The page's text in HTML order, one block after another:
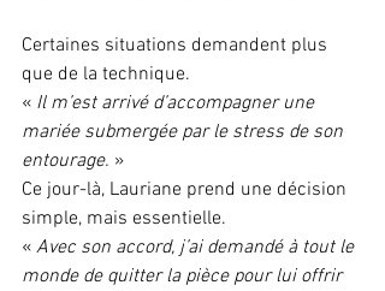
Certaines situations demandent plus
que de la technique.
« Il m’est arrivé d’accompagner une
mariée submergée par le stress de son
entourage. »
Ce jour-là, Lauriane prend une décision
simple, mais essentielle.
« Avec son accord, j’ai demandé à tout le
monde de quitter la pièce pour lui offrir